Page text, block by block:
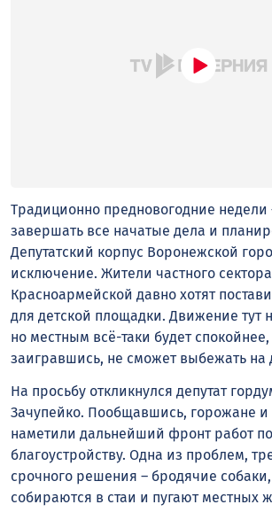
Традиционно предновогодние
завершать все начатые дела и
Депутатский корпус Воронежской
исключение. Жители частного
Красноармейской давно хотят
для детской площадки. Движение тут
но местным всё-таки будет
заигравшись, не сможет выбежать на
На просьбу откликнулся депутат
Зачупейко. Пообщавшись, горожане и
наметили дальнейший фронт работ по
благоустройству. Одна из проблем,
срочного решения – бродячие
собираются в стаи и пугают местных